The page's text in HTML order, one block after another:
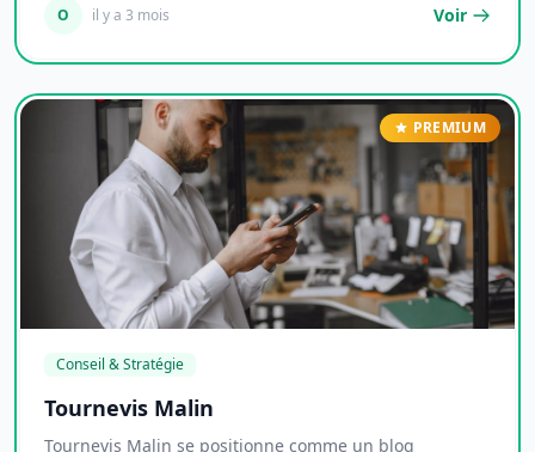
O il y a 3 mois Voir
PREMIUM
Conseil & Stratégie
Tournevis Malin
Tournevis Malin se positionne comme un blog